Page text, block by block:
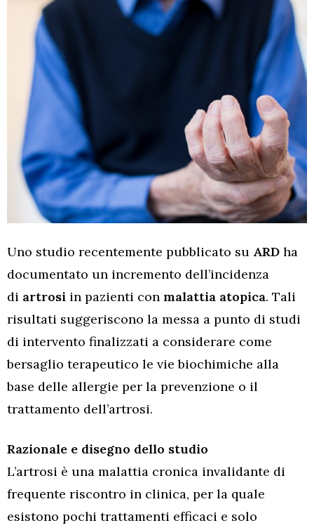
Uno studio recentemente pubblicato su ARD ha
documentato un incremento dell’incidenza
di artrosi in pazienti con malattia atopica. Tali
risultati suggeriscono la messa a punto di studi
di intervento finalizzati a considerare come
bersaglio terapeutico le vie biochimiche alla
base delle allergie per la prevenzione o il
trattamento dell’artrosi.
Razionale e disegno dello studio
L’artrosi è una malattia cronica invalidante di
frequente riscontro in clinica, per la quale
esistono pochi trattamenti efficaci e solo